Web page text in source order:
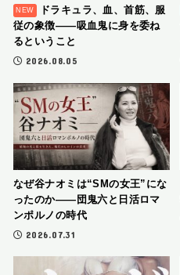
ドラキュラ、血、首筋、服
従の象徴――吸血鬼に身を委ね
るということ
2026.08.05
なぜ谷ナオミは“SMの女王”にな
ったのか――団鬼六と日活ロマ
ンポルノの時代
2026.07.31